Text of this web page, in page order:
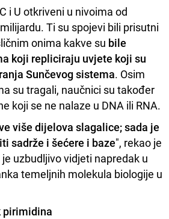
i U otkriveni u nivoima od
Ti su spojevi bili prisutni
onima kakve su bile
koji repliciraju uvjete koji su
Sunčevog sistema. Osim
su tragali, naučnici su također
koji se ne nalaze u DNA ili RNA.
više dijelova slagalice; sada je
sadrže i šećere i baze", rekao je
uzbudljivo vidjeti napredak u
temeljnih molekula biologije u
pirimidina